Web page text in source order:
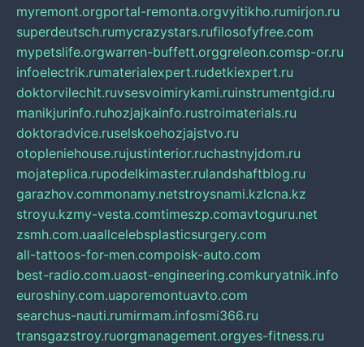
myremont.orgportal-remonta.orgvyitikho.rumirjon.ru
superdeutsch.rumycrazystars.rufilosofyfree.com
mypetslife.orgwarren-buffett.orggreleon.comsp-or.ru
infoelectrik.rumaterialexpert.rudetkiexpert.ru
doktorvilechit.ruvsesvoimirykami.ruinstrumentgid.ru
manikjurinfo.ruhozjajkainfo.rustroimaterials.ru
doktoradvice.ruselskoehozjajstvo.ru
otopleniehouse.rujustinterior.ruchastnyjdom.ru
mojateplica.rupodelkimaster.rulandshaftblog.ru
garazhov.commonamy.netstroysnami.kzlcna.kz
stroyu.kzmy-vesta.comtimeszp.comavtoguru.net
zsmh.com.uaallcelebsplasticsurgery.com
all-tattoos-for-men.compoisk-auto.com
best-radio.com.uaost-engineering.comkuryatnik.info
euroshiny.com.uaporemontuavto.com
searchus-nauti.rumirmam.infosmi366.ru
transgazstroy.ruorgmanagement.orgyes-fitness.ru